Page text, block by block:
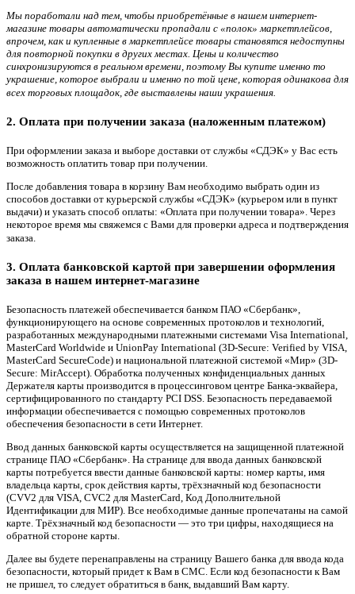
Мы поработали над тем, чтобы приобретённые в нашем интернет-
магазине товары автоматически пропадали с «полок» маркетплейсов,
впрочем, как и купленные в маркетплейсе товары становятся недоступны
для повторной покупки в других местах. Цены и количество
синхронизируются в реальном времени, поэтому Вы купите именно то
украшение, которое выбрали и именно по той цене, которая одинакова для
всех торговых площадок, где выставлены наши украшения.
2. Оплата при получении заказа (наложенным платежом)
При оформлении заказа и выборе доставки от службы «СДЭК» у Вас есть
возможность оплатить товар при получении.
После добавления товара в корзину Вам необходимо выбрать один из
способов доставки от курьерской службы «СДЭК» (курьером или в пункт
выдачи) и указать способ оплаты: «Оплата при получении товара». Через
некоторое время мы свяжемся с Вами для проверки адреса и подтверждения
заказа.
3. Оплата банковской картой при завершении оформления
заказа в нашем интернет-магазине
Безопасность платежей обеспечивается банком ПАО «Сбербанк»,
функционирующего на основе современных протоколов и технологий,
разработанных международными платежными системами Visa International,
MasterCard Worldwide и UnionPay International (3D-Secure: Verified by VISA,
MasterCard SecureCode) и национальной платежной системой «Мир» (3D-
Secure: MirAccept). Обработка полученных конфиденциальных данных
Держателя карты производится в процессинговом центре Банка-эквайера,
сертифицированного по стандарту PCI DSS. Безопасность передаваемой
информации обеспечивается с помощью современных протоколов
обеспечения безопасности в сети Интернет.
Ввод данных банковской карты осуществляется на защищенной платежной
странице ПАО «Сбербанк». На странице для ввода данных банковской
карты потребуется ввести данные банковской карты: номер карты, имя
владельца карты, срок действия карты, трёхзначный код безопасности
(CVV2 для VISA, CVC2 для MasterCard, Код Дополнительной
Идентификации для МИР). Все необходимые данные пропечатаны на самой
карте. Трёхзначный код безопасности — это три цифры, находящиеся на
обратной стороне карты.
Далее вы будете перенаправлены на страницу Вашего банка для ввода кода
безопасности, который придет к Вам в СМС. Если код безопасности к Вам
не пришел, то следует обратиться в банк, выдавший Вам карту.